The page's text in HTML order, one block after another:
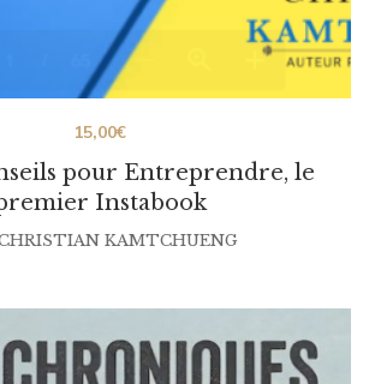
pour Entreprendre, le
Instabook
15,00€
KAMTCHUENG